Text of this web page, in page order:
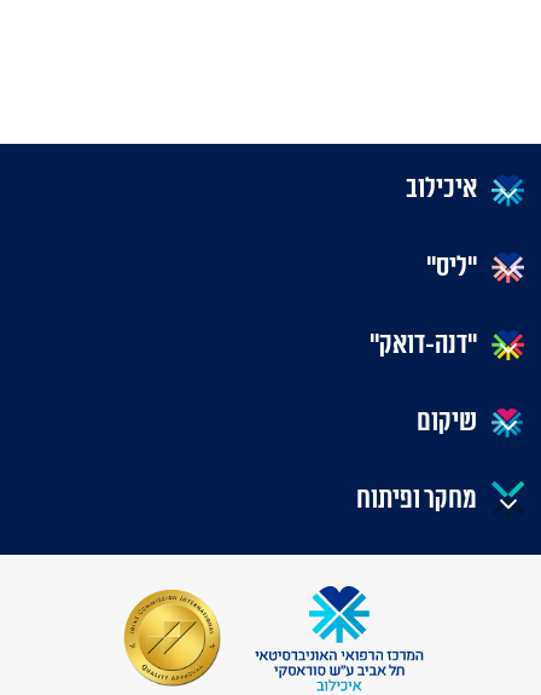
איכילוב
"ליס"
"דנה-דואק"
שיקום
מחקר ופיתוח